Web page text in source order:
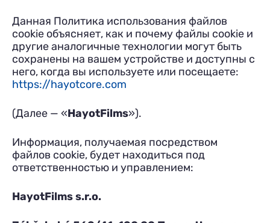
Данная Политика использования файлов
cookie объясняет, как и почему файлы cookie и
другие аналогичные технологии могут быть
сохранены на вашем устройстве и доступны с
него, когда вы используете или посещаете:
https://hayotcore.com
(Далее — «HayotFilms»).
Информация, получаемая посредством
файлов cookie, будет находиться под
ответственностью и управлением:
HayotFilms s.r.o.